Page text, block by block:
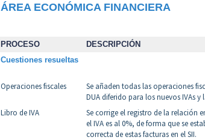
ÁREA ECONÓMICA FINANCIERA
PROCESO DESCRIPCIÓN
Cuestiones resueltas
Operaciones fiscales
Se añaden todas las operaciones
DUA diferido para los nuevos IVAs
Libro de IVA
Se corrige el registro de la relación
el IVA es al 0%, de forma que se
correcta de estas facturas en el SII.